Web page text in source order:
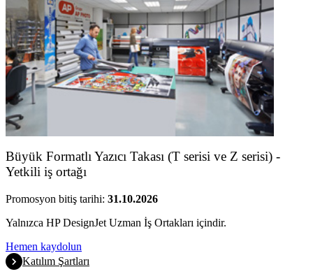
Büyük Formatlı Yazıcı Takası (T serisi ve Z serisi) -
Yetkili iş ortağı
Promosyon bitiş tarihi: 31.10.2026
Yalnızca HP DesignJet Uzman İş Ortakları içindir.
Hemen kaydolun
Katılım Şartları